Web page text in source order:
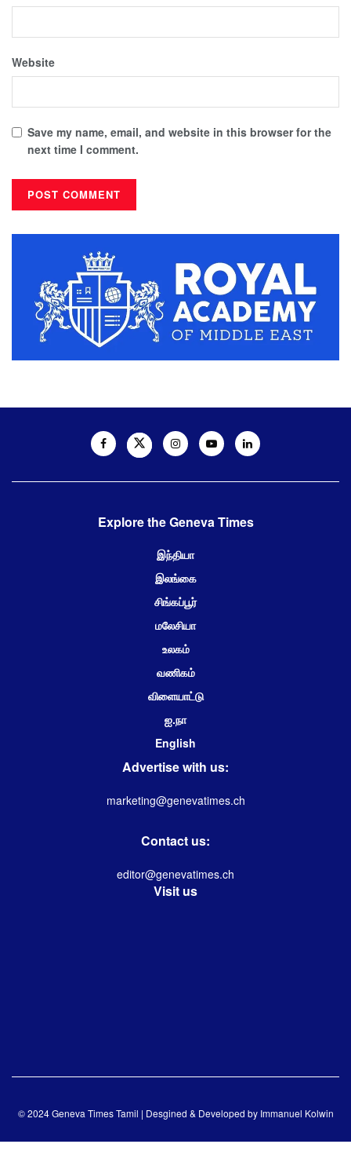
Website
Save my name, email, and website in this browser for the
next time I comment.
Explore the Geneva Times
இந்தியா
இலங்கை
சிங்கப்பூர்
மலேசியா
உலகம்
வணிகம்
விளையாட்டு
ஐ.நா
English
Advertise with us:
marketing@genevatimes.ch
Contact us:
editor@genevatimes.ch
Visit us
© 2024 Geneva Times Tamil | Desgined & Developed by Immanuel Kolwin